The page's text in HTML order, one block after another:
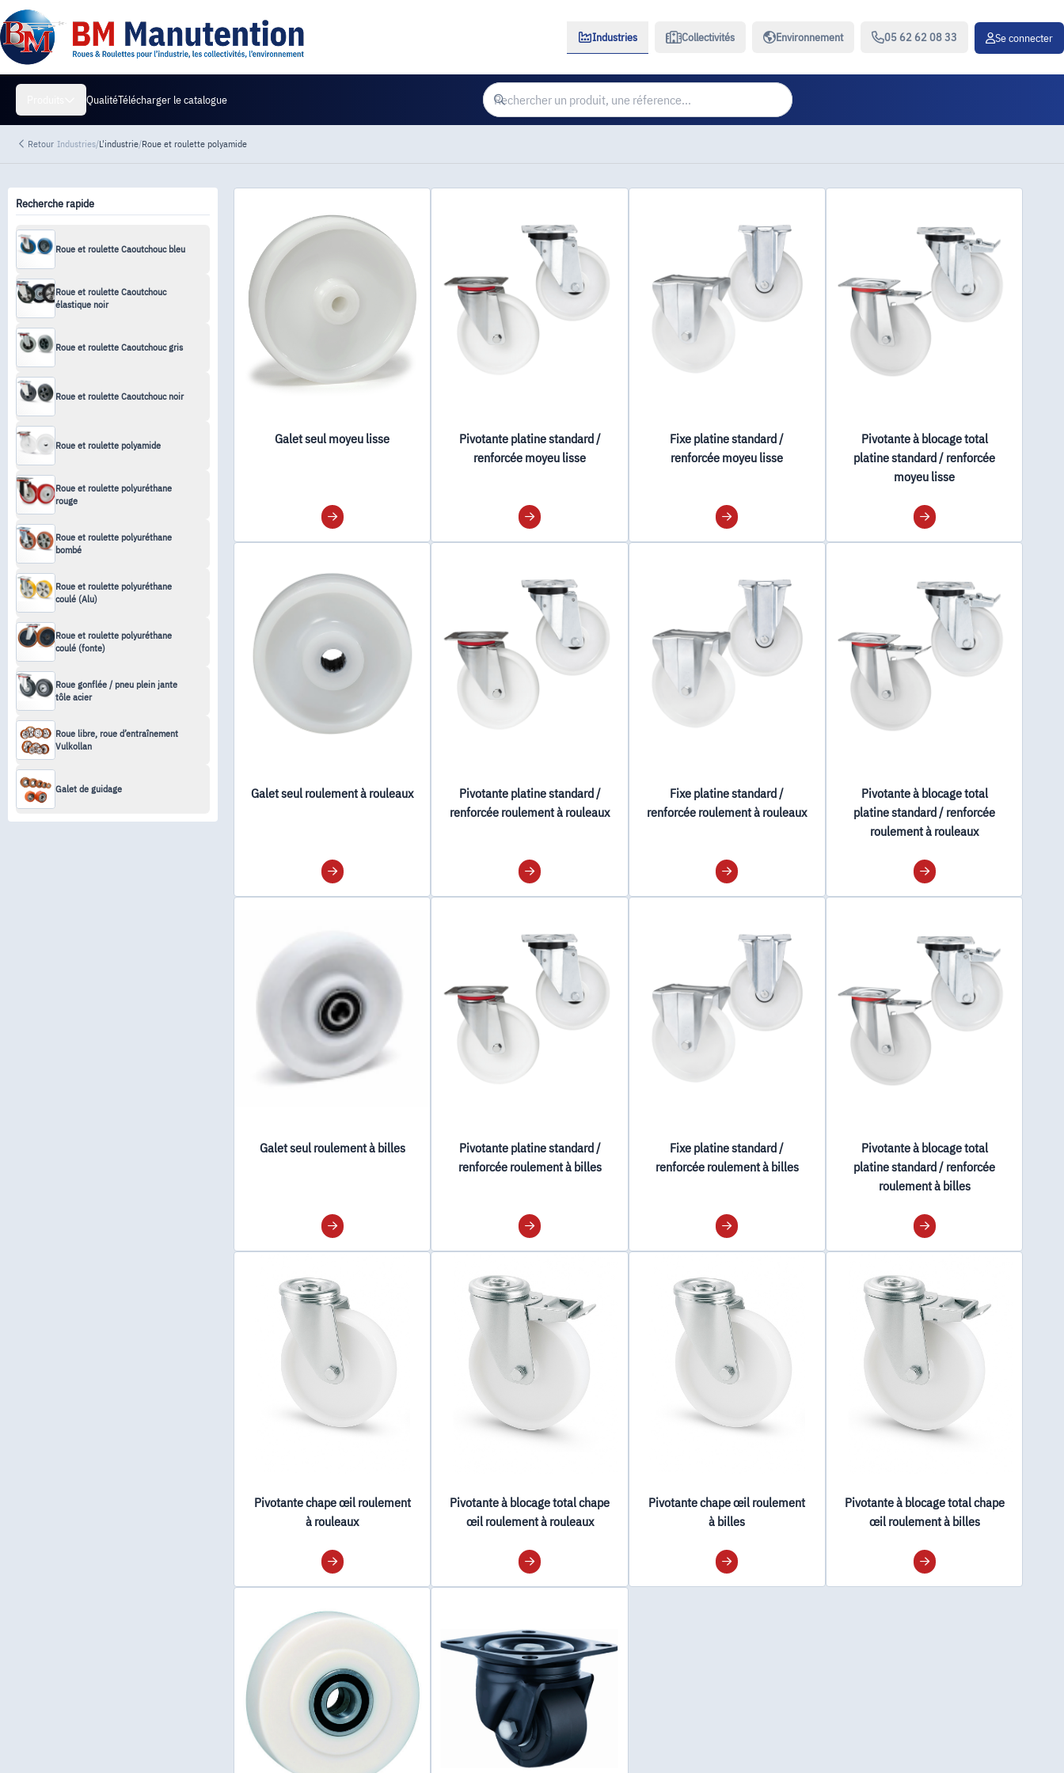
Industries Collectivités Environnement 05 62 62 08 33 Se connecter
QualitéTélécharger le catalogue
Retour Industries/L'industrie/Roue et roulette polyamide
Recherche rapide
Roue et roulette Caoutchouc bleu
Roue et roulette Caoutchouc
élastique noir
Roue et roulette Caoutchouc gris
Roue et roulette Caoutchouc noir
Roue et roulette polyamide
Roue et roulette polyuréthane
rouge
Roue et roulette polyuréthane
bombé
Roue et roulette polyuréthane
coulé (Alu)
Roue et roulette polyuréthane
coulé (fonte)
Roue gonflée / pneu plein jante
tôle acier
Roue libre, roue d’entraînement
Vulkollan
Galet de guidage
Galet seul moyeu lisse
Pivotante platine standard /
renforcée moyeu lisse
Fixe platine standard /
renforcée moyeu lisse
Pivotante à blocage total
platine standard / renforcée
moyeu lisse
Galet seul roulement à rouleaux
Pivotante platine standard /
renforcée roulement à rouleaux
Fixe platine standard /
renforcée roulement à rouleaux
Pivotante à blocage total
platine standard / renforcée
roulement à rouleaux
Galet seul roulement à billes
Pivotante platine standard /
renforcée roulement à billes
Fixe platine standard /
renforcée roulement à billes
Pivotante à blocage total
platine standard / renforcée
roulement à billes
Pivotante chape œil roulement
à rouleaux
Pivotante à blocage total chape
œil roulement à rouleaux
Pivotante chape œil roulement
à billes
Pivotante à blocage total chape
œil roulement à billes